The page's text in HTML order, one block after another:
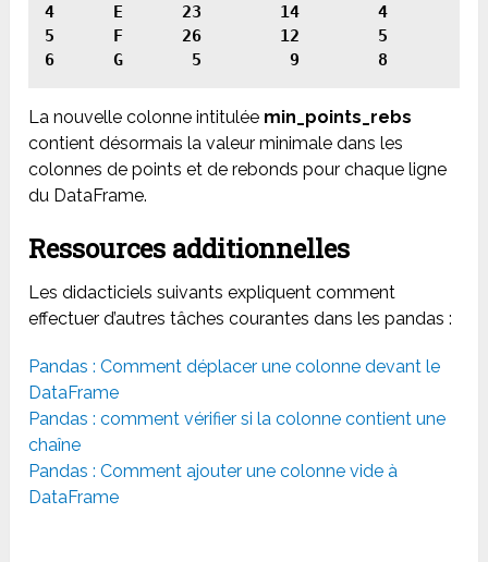
4      E      23        14        4
5      F      26        12        5
6      G       5         9        8
La nouvelle colonne intitulée min_points_rebs
contient désormais la valeur minimale dans les
colonnes de points et de rebonds pour chaque ligne
du DataFrame.
Ressources additionnelles
Les didacticiels suivants expliquent comment
effectuer d’autres tâches courantes dans les pandas :
Pandas : Comment déplacer une colonne devant le
DataFrame
Pandas : comment vérifier si la colonne contient une
chaîne
Pandas : Comment ajouter une colonne vide à
DataFrame